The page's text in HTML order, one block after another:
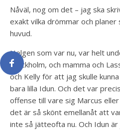
Nåväl, nog om det – jag ska
exakt vilka drömmar och
huvud.
Helgen som var nu, var helt
Stockholm, och mamma och
och Kelly för att jag skulle
bara lilla Idun. Och det var
offense till vare sig Marcus
det är så skönt emellanåt att
inte så jätteofta nu. Och Idun